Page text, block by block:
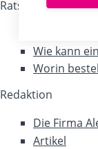
Ratschläge,
Wie kann
Worin
Redaktion
Die Firma
Artikel